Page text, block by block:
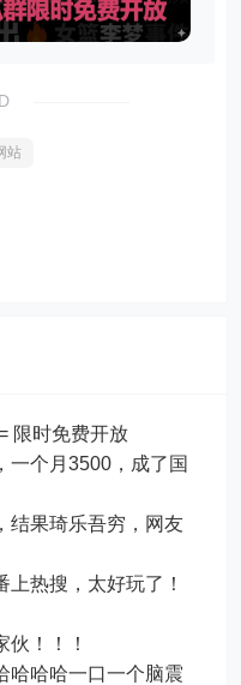
站
限时免费开放
一个月3500，成了国
结果琦乐吾穷，网友
热搜，太好玩了！
伙！！！
哈哈哈一口一个脑震